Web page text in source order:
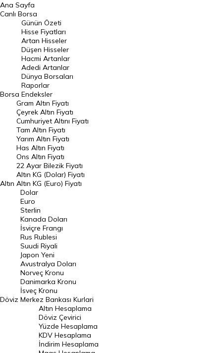
BIST 100 Hisseleri
En Çok Artan Hisseler
En Çok Düşen Hisseler
Hacmi Artanlar
Geçmiş Kapanışlar
Dünya Borsaları
Raporlar
Endeksler
DÖVİZ
Döviz Kuru
Dolar Kuru
Euro Kuru
Pound Kuru
Frank Kuru
Riyal Kuru
Avustralya Doları
Danimarka Kronu Kuru
Kanada Doları Kuru
Norveç Kronu Kuru
İsveç Kronu Kuru
Japon Yeni Kuru
Serbest Piyasa Döviz Kurları
Ana Sayfa
Canlı Borsa
Borsa
Günün Özeti
Hisse Fiyatları
Artan Hisseler
Düşen Hisseler
Hacmi Artanlar
Adedi Artanlar
Dünya Borsaları
Raporlar
Endeksler
Altın
Gram Altın Fiyatı
Çeyrek Altın Fiyatı
Cumhuriyet Altını Fiyatı
Tam Altın Fiyatı
Yarım Altın Fiyatı
Has Altın Fiyatı
Ons Altın Fiyatı
22 Ayar Bilezik Fiyatı
Altın KG (Dolar) Fiyatı
Altın KG (Euro) Fiyatı
Döviz
Dolar
Euro
Sterlin
Kanada Doları
İsviçre Frangı
Rus Rublesi
Suudi Riyali
Japon Yeni
Avustralya Doları
Norveç Kronu
Danimarka Kronu
İsveç Kronu
Merkez Bankası Kurlari
Altın Hesaplama
Döviz Çevirici
Yüzde Hesaplama
KDV Hesaplama
İndirim Hesaplama